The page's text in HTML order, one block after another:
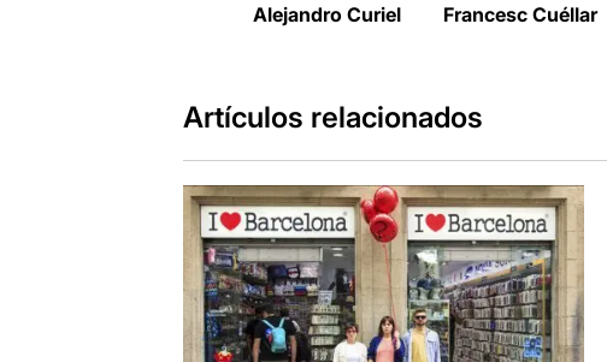
Alejandro Curiel Francesc Cuéllar
Artículos relacionados